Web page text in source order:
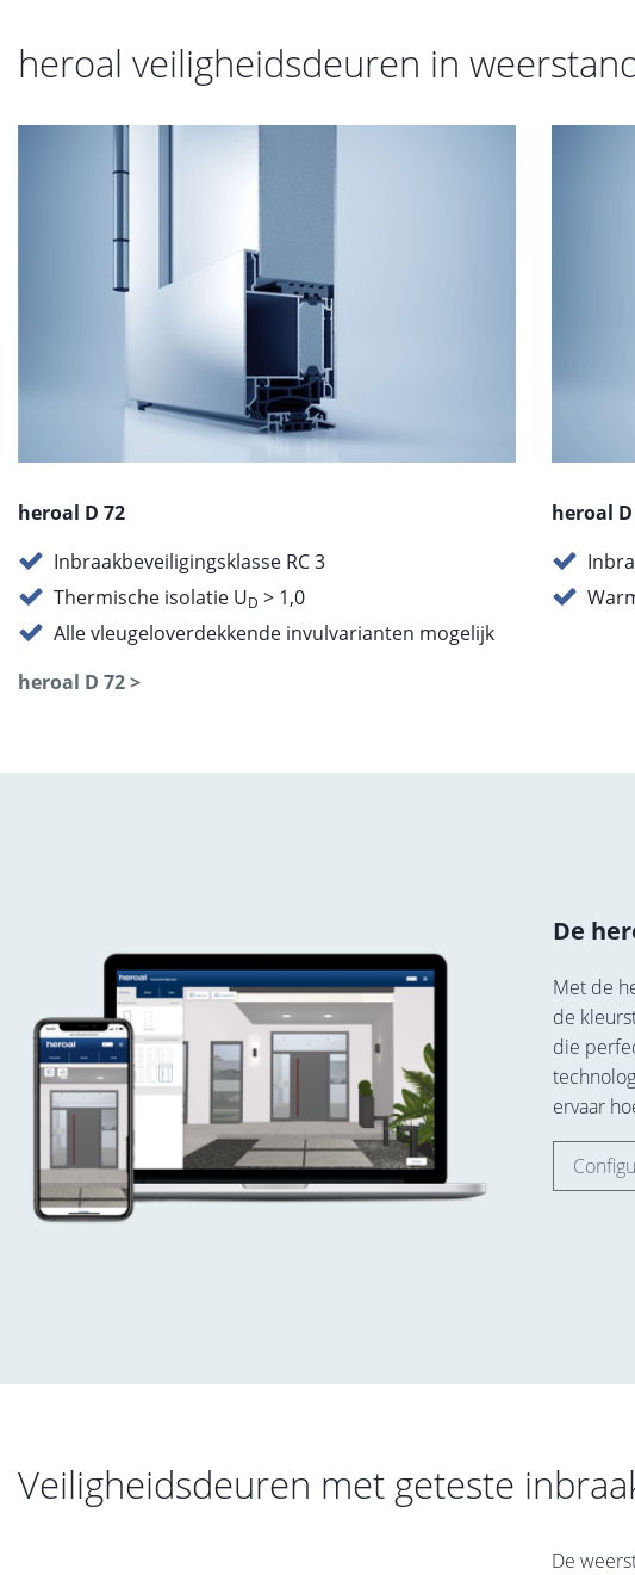
heroal veiligheidsdeuren in
heroal D 72
Inbraakbeveiligingsklasse RC 3
Thermische isolatie UD > 1,0
Alle vleugeloverdekkende invulvarianten mogelijk
heroal D 72 >
heroal
De
Met de
de
die
ervaar
Veiligheidsdeuren met geteste
De